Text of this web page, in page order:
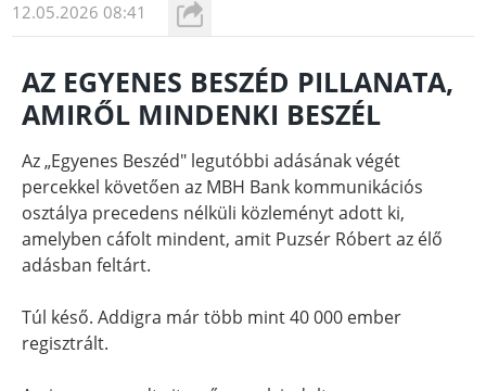
12.05.2026 08:41
AZ EGYENES BESZÉD PILLANATA,
AMIRŐL MINDENKI BESZÉL
Az „Egyenes Beszéd" legutóbbi adásának végét
percekkel követően az MBH Bank kommunikációs
osztálya precedens nélküli közleményt adott ki,
amelyben cáfolt mindent, amit Puzsér Róbert az élő
adásban feltárt.
Túl késő. Addigra már több mint 40 000 ember
regisztrált.